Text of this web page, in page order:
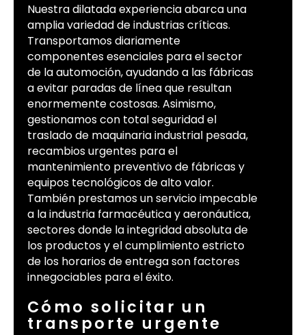
Nuestra dilatada experiencia abarca una
amplia variedad de industrias críticas.
Transportamos diariamente
componentes esenciales para el sector
de la automoción, ayudando a las fábricas
a evitar paradas de línea que resultan
enormemente costosas. Asimismo,
gestionamos con total seguridad el
traslado de maquinaria industrial pesada,
recambios urgentes para el
mantenimiento preventivo de fábricas y
equipos tecnológicos de alto valor.
También prestamos un servicio impecable
a la industria farmacéutica y aeronáutica,
sectores donde la integridad absoluta de
los productos y el cumplimiento estricto
de los horarios de entrega son factores
innegociables para el éxito.
Cómo solicitar un
transporte urgente